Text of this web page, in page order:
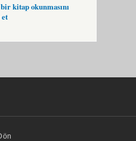
kitap okunmasını